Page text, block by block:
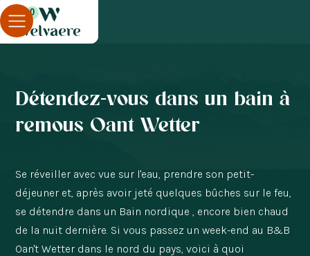
0
Blog
Détendez-vous dans un bain à remous Oant Wetter
Détendez-vous dans un bain à
remous Oant Wetter
Se réveiller avec vue sur l'eau, prendre son petit-
déjeuner et, après avoir jeté quelques bûches sur le feu,
se détendre dans un Bain nordique , encore bien chaud
de la nuit dernière. Si vous passez un week-end au B&B
Oan't Wetter dans le nord du pays, voici à quoi